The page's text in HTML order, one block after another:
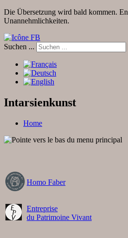
Die Übersetzung wird bald kommen.
Unannehmlichkeiten.
Suchen ...
Intarsienkunst
Home
Homo Faber
Entreprise
du Patrimoine Vivant